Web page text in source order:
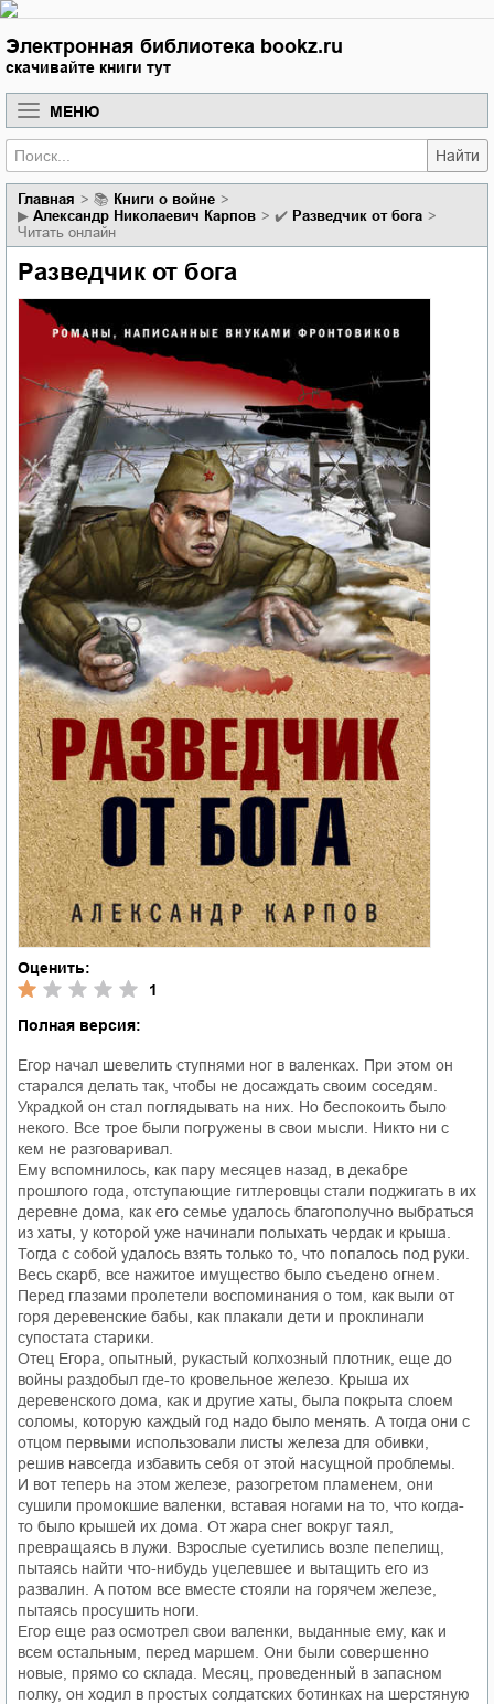
Электронная библиотека bookz.ru
скачивайте книги тут
МЕНЮ
Найти
Главная 📚
книги о войне
▶ Александр Николаевич Карпов ✔️ Разведчик от бога
Читать онлайн
Разведчик от бога
Оценить:
1
Полная версия:
Егор начал шевелить ступнями ног в валенках. При этом он
старался делать так, чтобы не досаждать своим соседям.
Украдкой он стал поглядывать на них. Но беспокоить было
некого. Все трое были погружены в свои мысли. Никто ни с
кем не разговаривал.
Ему вспомнилось, как пару месяцев назад, в декабре
прошлого года, отступающие гитлеровцы стали поджигать в их
деревне дома, как его семье удалось благополучно выбраться
из хаты, у которой уже начинали полыхать чердак и крыша.
Тогда с собой удалось взять только то, что попалось под руки.
Весь скарб, все нажитое имущество было съедено огнем.
Перед глазами пролетели воспоминания о том, как выли от
горя деревенские бабы, как плакали дети и проклинали
супостата старики.
Отец Егора, опытный, рукастый колхозный плотник, еще до
войны раздобыл где-то кровельное железо. Крыша их
деревенского дома, как и другие хаты, была покрыта слоем
соломы, которую каждый год надо было менять. А тогда они с
отцом первыми использовали листы железа для обивки,
решив навсегда избавить себя от этой насущной проблемы.
И вот теперь на этом железе, разогретом пламенем, они
сушили промокшие валенки, вставая ногами на то, что когда-
то было крышей их дома. От жара снег вокруг таял,
превращаясь в лужи. Взрослые суетились возле пепелищ,
пытаясь найти что-нибудь уцелевшее и вытащить его из
развалин. А потом все вместе стояли на горячем железе,
пытаясь просушить ноги.
Егор еще раз осмотрел свои валенки, выданные ему, как и
всем остальным, перед маршем. Они были совершенно
новые, прямо со склада. Месяц, проведенный в запасном
полку, он ходил в простых солдатских ботинках на шерстяную